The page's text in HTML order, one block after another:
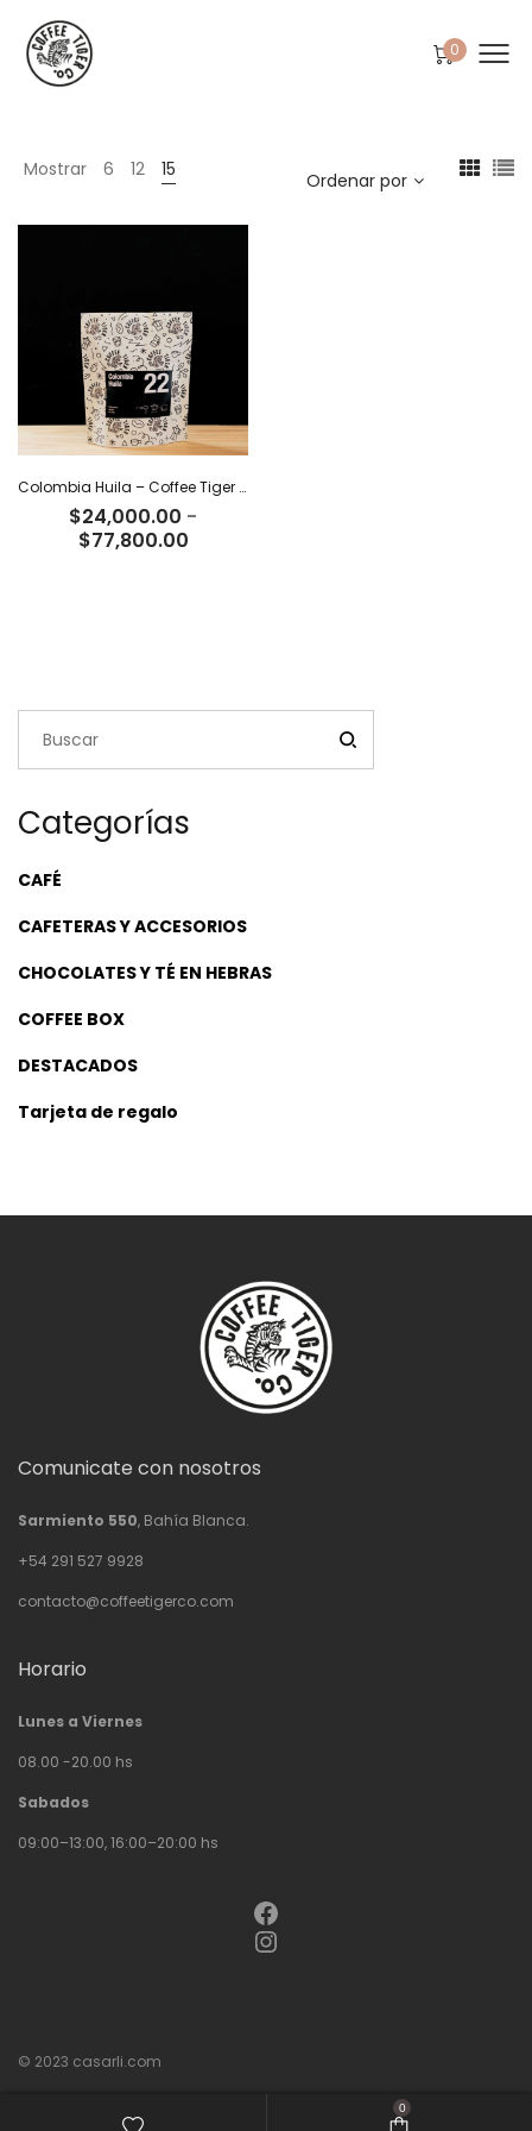
0
Mostrar 6 12 15 Ordenar por
Colombia Huila – Coffee Tiger Co
$24,000.00 -
$77,800.00Rango
Categorías
CAFÉ
CAFETERAS Y ACCESORIOS
CHOCOLATES Y TÉ EN HEBRAS
COFFEE BOX
DESTACADOS
Tarjeta de regalo
Comunicate con nosotros
Sarmiento 550, Bahía Blanca.
+54 291 527 9928
contacto@coffeetigerco.com
Horario
Lunes a Viernes
08.00 -20.00 hs
Sabados
09:00–13:00, 16:00–20:00 hs
Facebook
Instagram
© 2023 casarli.com
0